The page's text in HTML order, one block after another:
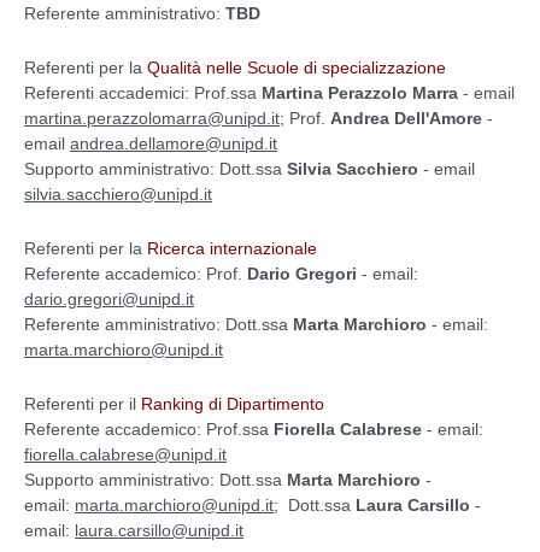
Referente amministrativo: TBD
Referenti per la Qualità nelle Scuole di specializzazione
Referenti accademici: Prof.ssa Martina Perazzolo Marra - email
martina.perazzolomarra@unipd.it; Prof. Andrea Dell'Amore -
email andrea.dellamore@unipd.it
Supporto amministrativo: Dott.ssa Silvia Sacchiero - email
silvia.sacchiero@unipd.it
Referenti per la Ricerca internazionale
Referente accademico: Prof. Dario Gregori - email:
dario.gregori@unipd.it
Referente amministrativo: Dott.ssa Marta Marchioro - email:
marta.marchioro@unipd.it
Referenti per il Ranking di Dipartimento
Referente accademico: Prof.ssa Fiorella Calabrese - email:
fiorella.calabrese@unipd.it
Supporto amministrativo: Dott.ssa Marta Marchioro -
email: marta.marchioro@unipd.it; Dott.ssa Laura Carsillo -
email: laura.carsillo@unipd.it